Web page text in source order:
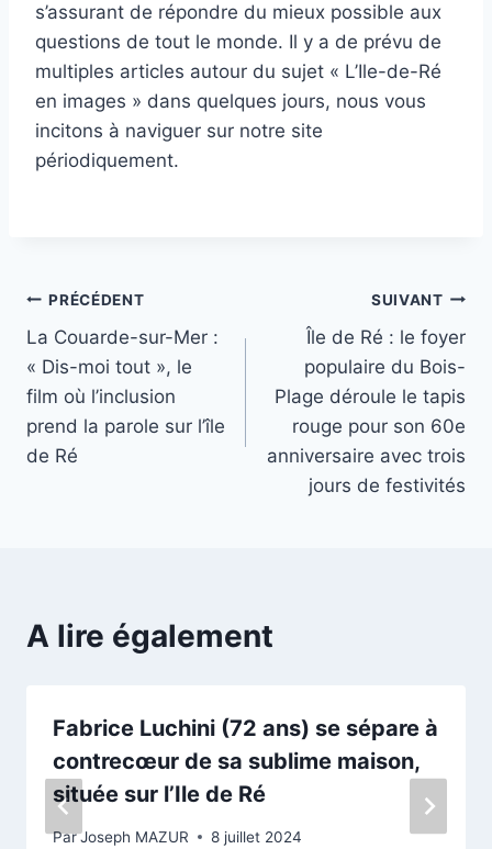
s’assurant de répondre du mieux possible aux
questions de tout le monde. Il y a de prévu de
multiples articles autour du sujet « L’Ile-de-Ré
en images » dans quelques jours, nous vous
incitons à naviguer sur notre site
périodiquement.
Navigation
de
l’article
PRÉCÉDENT
La Couarde-sur-Mer :
« Dis-moi tout », le
film où l’inclusion
prend la parole sur l’île
de Ré
SUIVANT
Île de Ré : le foyer
populaire du Bois-
Plage déroule le tapis
rouge pour son 60e
anniversaire avec trois
jours de festivités
A lire également
Fabrice Luchini (72 ans) se sépare à
contrecœur de sa sublime maison,
située sur l’Ile de Ré
ParJoseph MAZUR 8 juillet 2024